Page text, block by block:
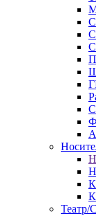
Театр/